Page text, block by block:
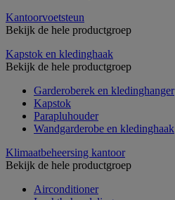
Kantoorvoetsteun
Bekijk de hele productgroep
Kapstok en kledinghaak
Bekijk de hele productgroep
Garderoberek en kledinghanger
Kapstok
Parapluhouder
Wandgarderobe en kledinghaak
Klimaatbeheersing kantoor
Bekijk de hele productgroep
Airconditioner